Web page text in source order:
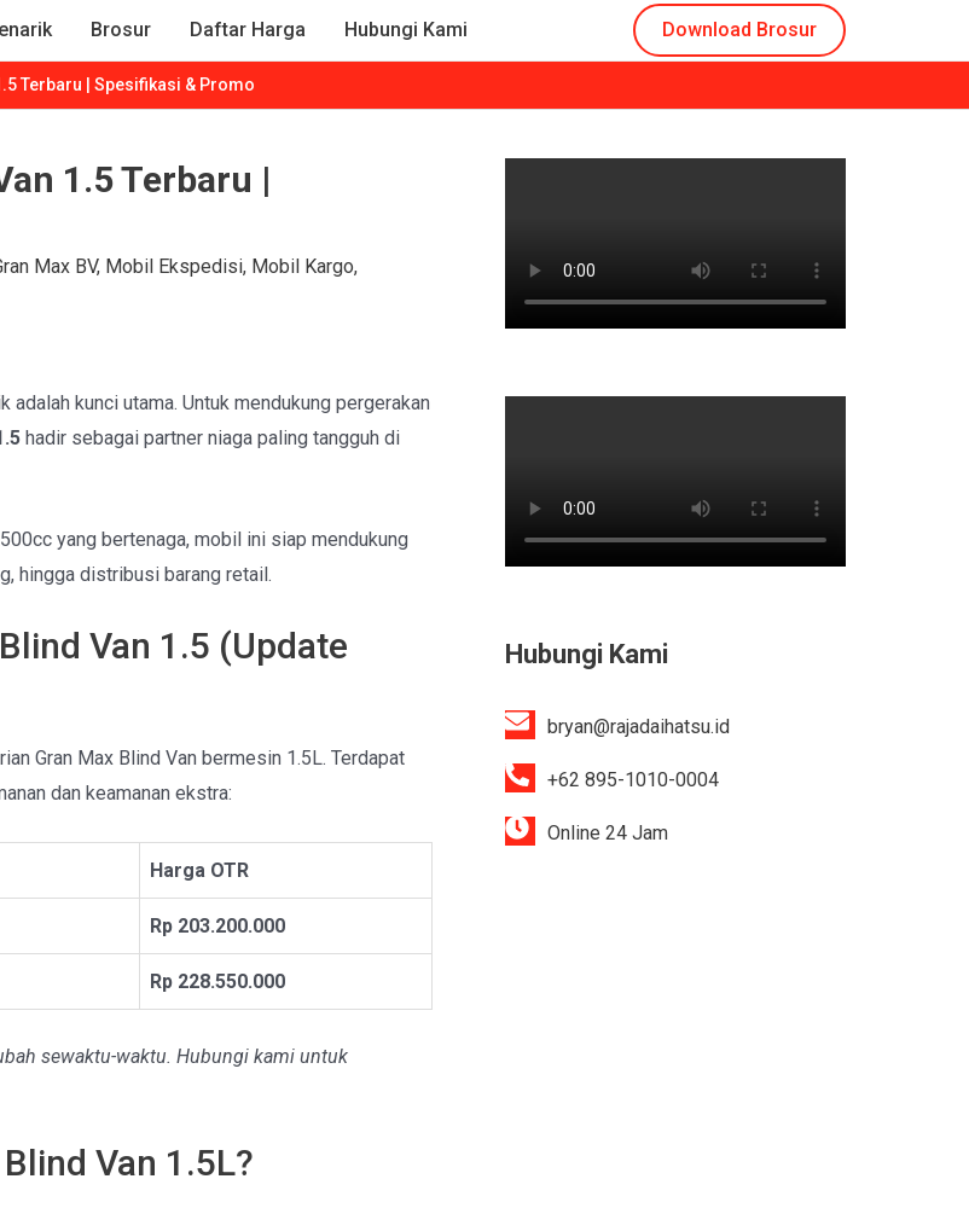
Brosur Daftar Harga Hubungi Kami Download Brosur
Terbaru | Spesifikasi & Promo
1.5 Terbaru |
Max BV, Mobil Ekspedisi, Mobil Kargo,
kunci utama. Untuk mendukung pergerakan
hadir sebagai partner niaga paling tangguh di
yang bertenaga, mobil ini siap mendukung
hingga distribusi barang retail.
Van 1.5 (Update
Gran Max Blind Van bermesin 1.5L. Terdapat
dan keamanan ekstra:
Harga OTR
Rp 203.200.000
Rp 228.550.000
sewaktu-waktu. Hubungi kami untuk
Van 1.5L?
Hubungi Kami
bryan@rajadaihatsu.id
+62 895-1010-0004
Online 24 Jam